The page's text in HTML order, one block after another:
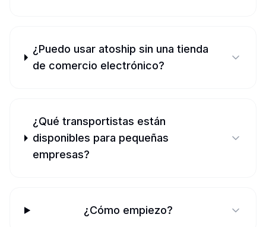
¿Puedo usar atoship sin una tienda
de comercio electrónico?
¿Qué transportistas están
disponibles para pequeñas
empresas?
¿Cómo empiezo?